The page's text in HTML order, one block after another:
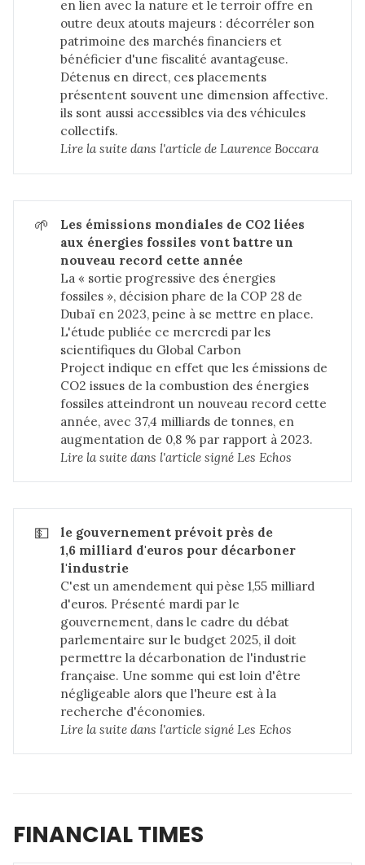
en lien avec la nature et le terroir offre en
outre deux atouts majeurs : décorréler son
patrimoine des marchés financiers et
bénéficier d'une fiscalité avantageuse.
Détenus en direct, ces placements
présentent souvent une dimension affective.
ils sont aussi accessibles via des véhicules
collectifs.
Lire la suite dans l'article de Laurence Boccara
🌱
Les émissions mondiales de CO2 liées
aux énergies fossiles vont battre un
nouveau record cette année
La « sortie progressive des énergies
fossiles », décision phare de la COP 28 de
Dubaï en 2023, peine à se mettre en place.
L'étude publiée ce mercredi par les
scientifiques du Global Carbon
Project indique en effet que les émissions de
CO2 issues de la combustion des énergies
fossiles atteindront un nouveau record cette
année, avec 37,4 milliards de tonnes, en
augmentation de 0,8 % par rapport à 2023.
Lire la suite dans l'article signé Les Echos
💵
le gouvernement prévoit près de
1,6 milliard d'euros pour décarboner
l'industrie
C'est un amendement qui pèse 1,55 milliard
d'euros. Présenté mardi par le
gouvernement, dans le cadre du débat
parlementaire sur le budget 2025, il doit
permettre la décarbonation de l'industrie
française. Une somme qui est loin d'être
négligeable alors que l'heure est à la
recherche d'économies.
Lire la suite dans l'article signé Les Echos
FINANCIAL TIMES